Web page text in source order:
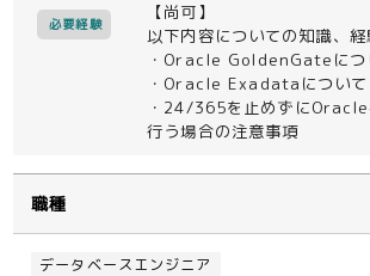
必要経験
【尚可】
以下内容についての知識、経
・Oracle GoldenGateにつ
・Oracle Exadataについて
・24/365を止めずにOracle
行う場合の注意事項
職種
データベースエンジニア